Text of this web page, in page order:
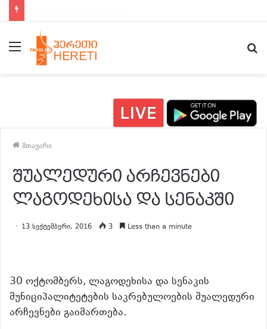
მენიუ
მთავარი
შუალედური არჩევნები
ლაგოდეხისა და სენაკში
13 სექტემბერი, 2016 3 Less than a minute
30 ოქტომბერს, ლაგოდეხისა და სენაკის
მუნიციპალიტეტების საკრებულოების შუალედური
არჩევნები გაიმართება.